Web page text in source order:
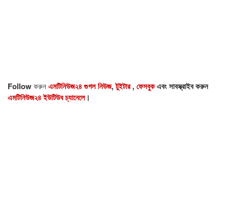
Followকরুনএমটিনিউজ২৪ গুগল নিউজ,টুইটার,ফেসবুকএবং সাবস্ক্রাইব করুন
এমটিনিউজ২৪ ইউটিউব চ্যানেলে।